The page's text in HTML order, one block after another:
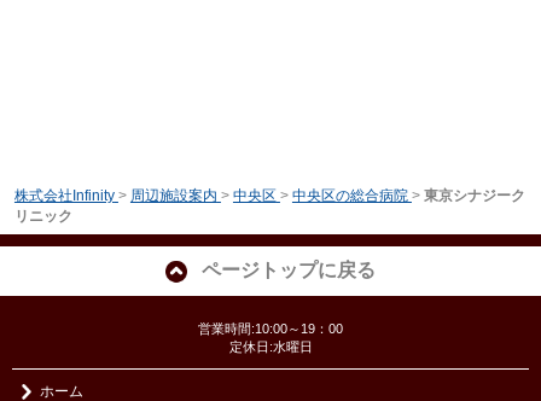
株式会社Infinity > 周辺施設案内 > 中央区 > 中央区の総合病院 > 東京シナジーク
リニック
ページトップに戻る
営業時間:10:00～19：00
定休日:水曜日
ホーム